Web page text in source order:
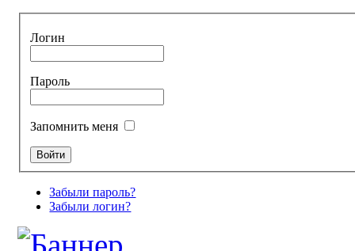
Логин
Пароль
Запомнить меня
Забыли пароль?
Забыли логин?